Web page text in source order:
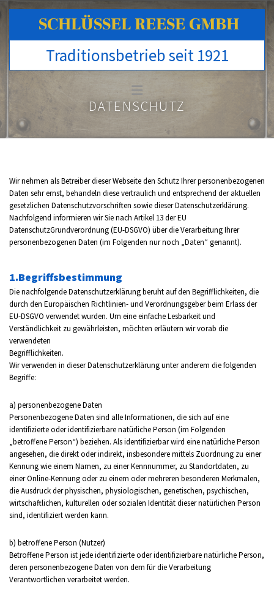
Zum Inhalt springen
SCHLÜSSEL REESE GMBH
Traditionsbetrieb seit 1921
DATENSCHUTZ
Wir nehmen als Betreiber dieser Webseite den Schutz Ihrer personenbezogenen
Daten sehr ernst, behandeln diese vertraulich und entsprechend der aktuellen
gesetzlichen Datenschutzvorschriften sowie dieser Datenschutzerklärung.
Nachfolgend informieren wir Sie nach Artikel 13 der EU
DatenschutzGrundverordnung (EU-DSGVO) über die Verarbeitung Ihrer
personenbezogenen Daten (im Folgenden nur noch „Daten“ genannt).
1.Begriffsbestimmung
Die nachfolgende Datenschutzerklärung beruht auf den Begrifflichkeiten, die
durch den Europäischen Richtlinien- und Verordnungsgeber beim Erlass der
EU-DSGVO verwendet wurden. Um eine einfache Lesbarkeit und
Verständlichkeit zu gewährleisten, möchten erläutern wir vorab die
verwendeten
Begrifflichkeiten.
Wir verwenden in dieser Datenschutzerklärung unter anderem die folgenden
Begriffe:
a) personenbezogene Daten
Personenbezogene Daten sind alle Informationen, die sich auf eine
identifizierte oder identifizierbare natürliche Person (im Folgenden
„betroffene Person“) beziehen. Als identifizierbar wird eine natürliche Person
angesehen, die direkt oder indirekt, insbesondere mittels Zuordnung zu einer
Kennung wie einem Namen, zu einer Kennnummer, zu Standortdaten, zu
einer Online-Kennung oder zu einem oder mehreren besonderen Merkmalen,
die Ausdruck der physischen, physiologischen, genetischen, psychischen,
wirtschaftlichen, kulturellen oder sozialen Identität dieser natürlichen Person
sind, identifiziert werden kann.
b) betroffene Person (Nutzer)
Betroffene Person ist jede identifizierte oder identifizierbare natürliche Person,
deren personenbezogene Daten von dem für die Verarbeitung
Verantwortlichen verarbeitet werden.